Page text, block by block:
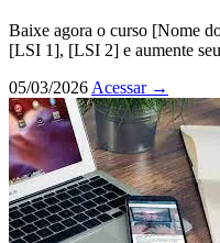
Baixe agora o curso [Nome
[LSI 1], [LSI 2] e aumente
05/03/2026 Acessar →